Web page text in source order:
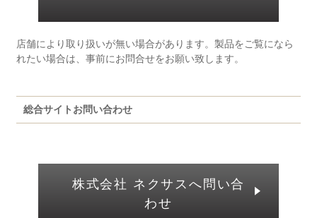
店舗により取り扱いが無い場合があります。製品をご覧になら
れたい場合は、事前にお問合せをお願い致します。
総合サイトお問い合わせ
株式会社 ネクサスへ問い合
わせ